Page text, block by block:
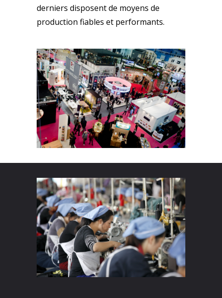
derniers disposent de moyens de
production fiables et performants.